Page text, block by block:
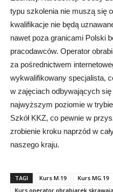
typu szkolenia nie muszą się
kwalifikacje nie będą
nawet poza granicami Polski
pracodawców. Operator
za pośrednictwem
wykwalifikowany specjalista,
w zajęciach odbywających
najwyższym poziomie w
Szkół KKZ, co pewnie w
zrobienie kroku naprzód w
naszego kraju.
TAGI Kurs M.19
Kurs MG.19
Kurs operator obrabiarek